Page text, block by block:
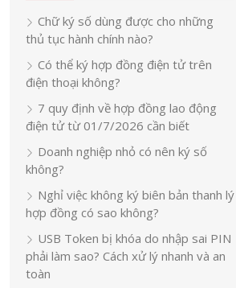
Chữ ký số dùng được cho những
thủ tục hành chính nào?
Có thể ký hợp đồng điện tử trên
điện thoại không?
7 quy định về hợp đồng lao động
điện tử từ 01/7/2026 cần biết
Doanh nghiệp nhỏ có nên ký số
không?
Nghỉ việc không ký biên bản thanh lý
hợp đồng có sao không?
USB Token bị khóa do nhập sai PIN
phải làm sao? Cách xử lý nhanh và an
toàn